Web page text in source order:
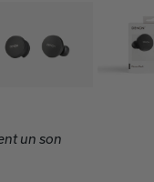
un son